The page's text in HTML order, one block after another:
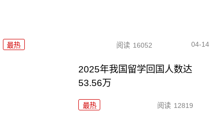
最热 阅读 16052 04-14
2025年我国留学回国人数达
53.56万
最热 阅读 12819